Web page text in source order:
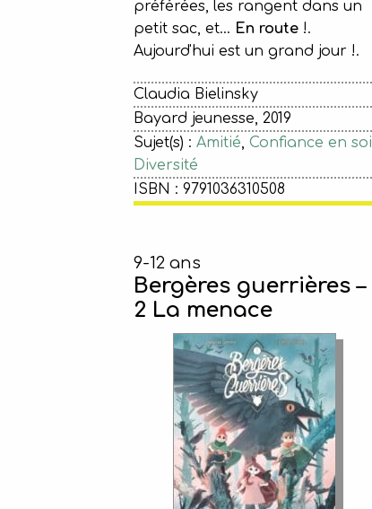
préférées, les rangent dans un
petit sac, et... En route!.
Aujourd'hui est un grand jour !.
Claudia Bielinsky
Bayard jeunesse, 2019
Sujet(s) : Amitié, Confiance en soi
Diversité
ISBN : 9791036310508
9-12 ans
Bergères guerrières –
2 La menace